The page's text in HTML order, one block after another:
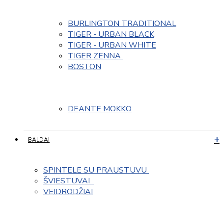
BURLINGTON TRADITIONAL
TIGER - URBAN BLACK
TIGER - URBAN WHITE
TIGER ZENNA
BOSTON
DEANTE MOKKO
BALDAI
SPINTELE SU PRAUSTUVU
ŠVIESTUVAI
VEIDRODŽIAI